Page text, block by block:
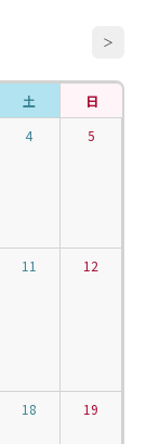
＞
土
日
4 5
11 12
18 19